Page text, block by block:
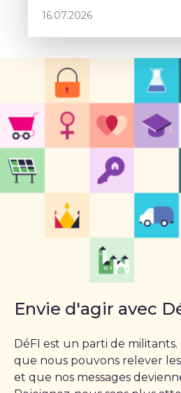
projet commun – Sophie
16.07.2026
Envie d'agir avec
DéFI est un parti de militants.
que nous pouvons relever
et que nos messages